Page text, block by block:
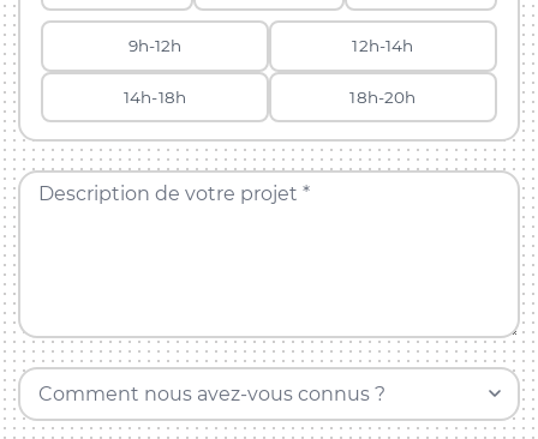
9h-12h 12h-14h
14h-18h 18h-20h
Description de votre projet *
Comment nous avez-vous connus ?